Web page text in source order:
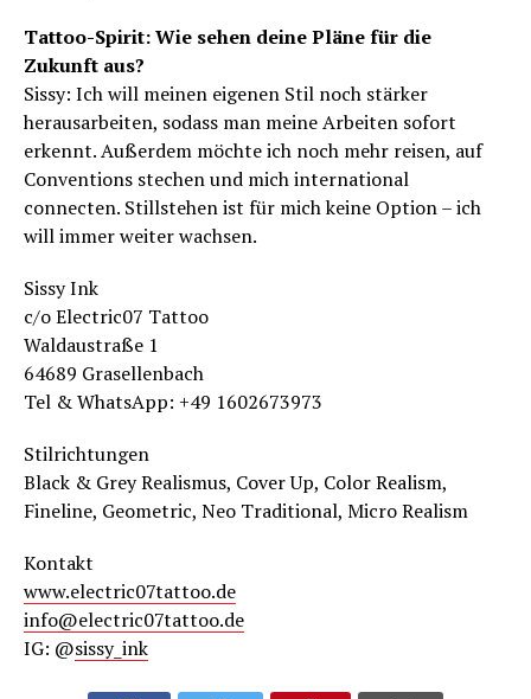
Tattoo-Spirit: Wie sehen deine Pläne für die
Zukunft aus?
Sissy: Ich will meinen eigenen Stil noch stärker
herausarbeiten, sodass man meine Arbeiten sofort
erkennt. Außerdem möchte ich noch mehr reisen, auf
Conventions stechen und mich international
connecten. Stillstehen ist für mich keine Option – ich
will immer weiter wachsen.
Sissy Ink
c/o Electric07 Tattoo
Waldaustraße 1
64689 Grasellenbach
Tel & WhatsApp: +49 1602673973
Stilrichtungen
Black & Grey Realismus, Cover Up, Color Realism,
Fineline, Geometric, Neo Traditional, Micro Realism
Kontakt
www.electric07tattoo.de
info@electric07tattoo.de
IG: @sissy_ink